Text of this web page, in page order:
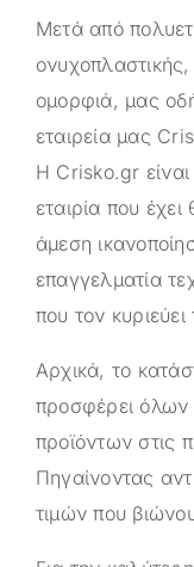
Μετά από
ομορφιά, μας
εταιρεία μας
Η Crisko.gr
εταιρία που
άμεση
επαγγελματία
που τον
Αρχικά, το
προσφέρει
προϊόντων στις
Πηγαίνοντας
τιμών που